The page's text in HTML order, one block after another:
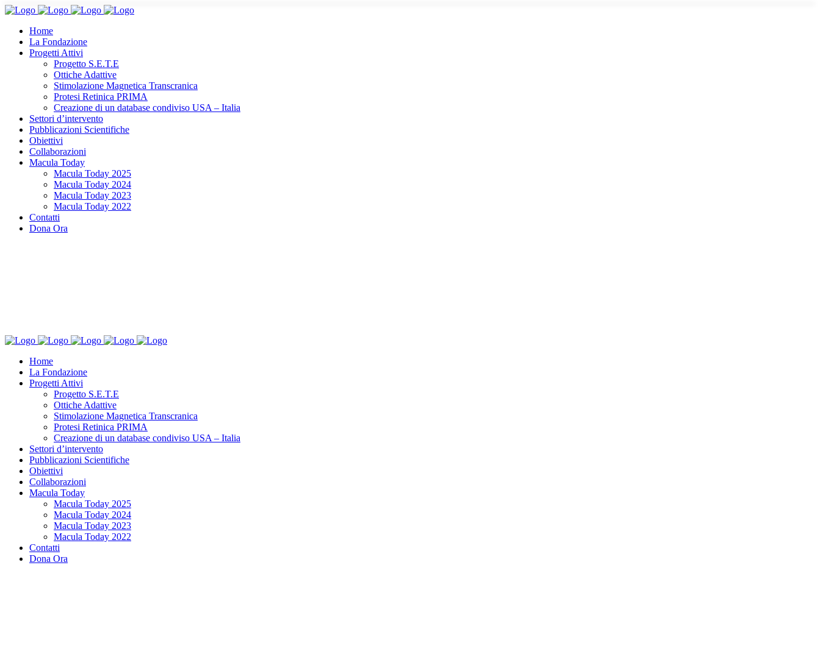
Home
La Fondazione
Progetti Attivi
Progetto S.E.T.E
Ottiche Adattive
Stimolazione Magnetica Transcranica
Protesi Retinica PRIMA
Creazione di un database condiviso USA – Italia
Settori d’intervento
Pubblicazioni Scientifiche
Obiettivi
Collaborazioni
Macula Today
Macula Today 2025
Macula Today 2024
Macula Today 2023
Macula Today 2022
Contatti
Dona Ora
Home
La Fondazione
Progetti Attivi
Progetto S.E.T.E
Ottiche Adattive
Stimolazione Magnetica Transcranica
Protesi Retinica PRIMA
Creazione di un database condiviso USA – Italia
Settori d’intervento
Pubblicazioni Scientifiche
Obiettivi
Collaborazioni
Macula Today
Macula Today 2025
Macula Today 2024
Macula Today 2023
Macula Today 2022
Contatti
Dona Ora